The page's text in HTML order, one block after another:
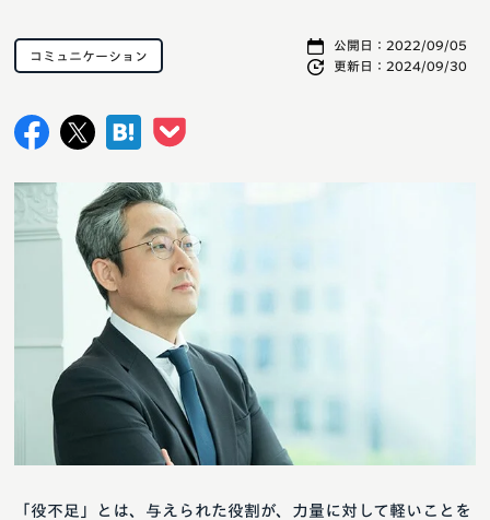
公開日： 2022/09/05
更新日： 2024/09/30
コミュニケーション
「役不足」とは、与えられた役割が、力量に対して軽いことを